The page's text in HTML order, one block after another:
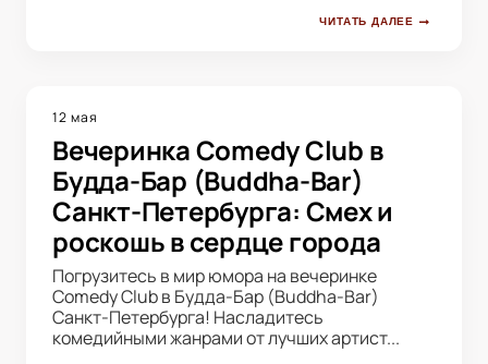
ЧИТАТЬ ДАЛЕЕ
12 мая
Вечеринка Comedy Club в
Будда-Бар (Buddha-Bar)
Санкт-Петербурга: Смех и
роскошь в сердце города
Погрузитесь в мир юмора на вечеринке
Comedy Club в Будда-Бар (Buddha-Bar)
Санкт-Петербурга! Насладитесь
комедийными жанрами от лучших артист...